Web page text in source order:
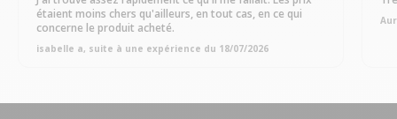
étaient moins chers qu'ailleurs, en tout cas, en ce qui
concerne le produit acheté.
isabelle a, suite à une expérience du 18/07/2026